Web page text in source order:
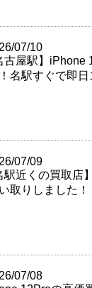
07/10
古屋駅】iPhone
名駅すぐで即日
07/09
駅近くの買取
取りしました！
07/08